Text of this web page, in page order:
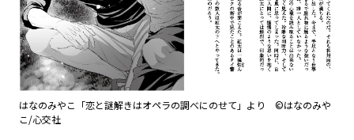
はなのみやこ「恋と謎解きはオペラの調べにのせて」より ©はなのみや
こ/心交社